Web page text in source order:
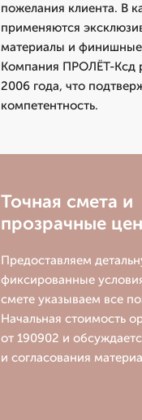
пожелания клиента. В
применяются
материалы и
Компания ПРОЛЁТ-Ксд
2006 года, что
компетентность.
Точная смета и
прозрачные
Предоставляем
фиксированные
смете указываем все
Начальная стоимость
от 190902 и
и согласования